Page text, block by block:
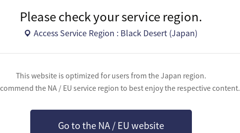
Please check your service region.
Access Service Region : Black Desert (Japan)
This website is optimized for users from the Japan region.
the NA / EU service region to best enjoy the respective content.
Go to the NA / EU website
ージしました！